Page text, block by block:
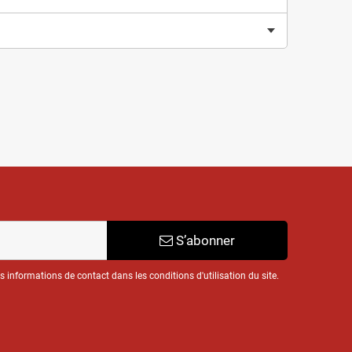
S’abonner
informations de contact dans les conditions d'utilisation du site.